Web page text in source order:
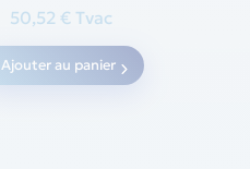
50,52€ Tvac
Ajouter au panier